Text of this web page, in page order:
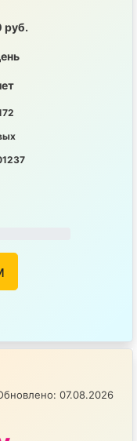
руб.
07.08.2026